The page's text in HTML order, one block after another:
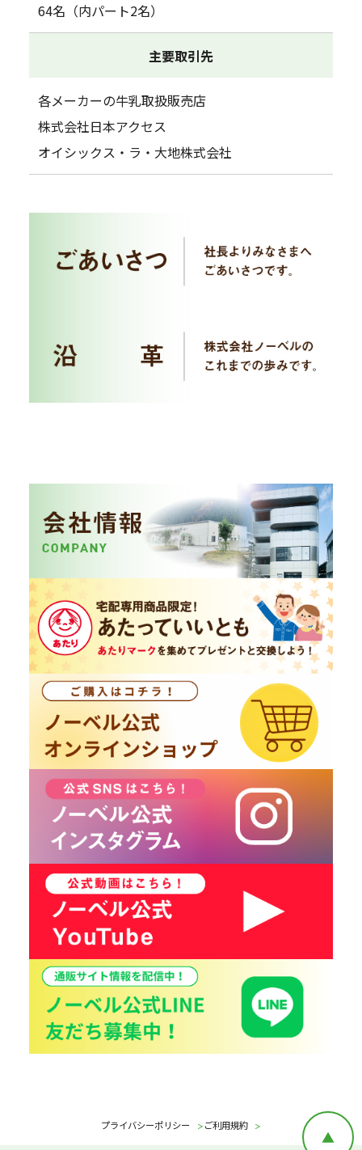
64名（内パート2名）
主要取引先
各メーカーの牛乳取扱販売店
株式会社日本アクセス
オイシックス・ラ・大地株式会社
プライバシーポリシー ご利用規約
▲